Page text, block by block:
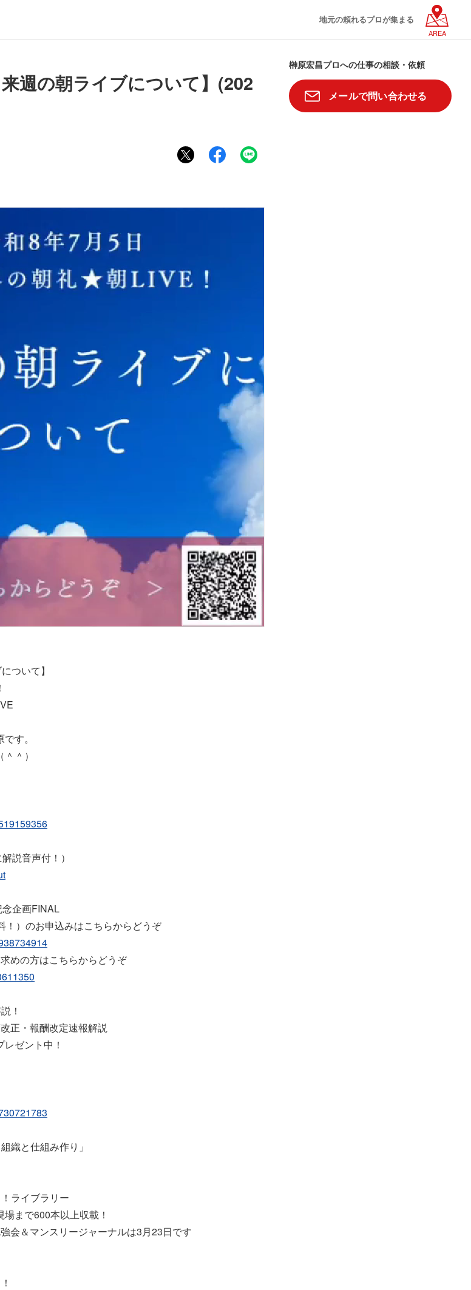
地元の頼れるプロが集まる
AREA
週の朝ライブについて】(202
ついて】
す。
＾）
説音声付！）
企画FINAL
）のお申込みはこちらからどうぞ
めの方はこちらからどうぞ
！
正・報酬改定速報解説
ゼント中！
織と仕組み作り」
ライブラリー
まで600本以上収載！
会＆マンスリージャーナルは3月23日です
榊原宏昌プロへの仕事の相談・依頼
メールで問い合わせる